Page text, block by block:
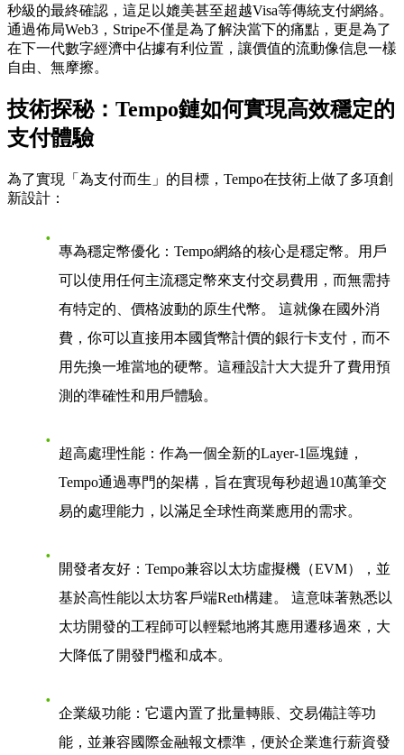
秒級的最終確認，這足以媲美甚至超越Visa等傳統支付網絡。
通過佈局Web3，Stripe不僅是為了解決當下的痛點，更是為了
在下一代數字經濟中佔據有利位置，讓價值的流動像信息一樣
自由、無摩擦。
技術探秘：Tempo鏈如何實現高效穩定的
支付體驗
為了實現「為支付而生」的目標，Tempo在技術上做了多項創
新設計：
專為穩定幣優化 ：Tempo網絡的核心是穩定幣。用戶
可以使用任何主流穩定幣來支付交易費用，而無需持
有特定的、價格波動的原生代幣。 這就像在國外消
費，你可以直接用本國貨幣計價的銀行卡支付，而不
用先換一堆當地的硬幣。這種設計大大提升了費用預
測的準確性和用戶體驗。
超高處理性能 ：作為一個全新的Layer-1區塊鏈，
Tempo通過專門的架構，旨在實現每秒超過10萬筆交
易的處理能力，以滿足全球性商業應用的需求。
開發者友好 ：Tempo兼容以太坊虛擬機（EVM），並
基於高性能以太坊客戶端Reth構建。 這意味著熟悉以
太坊開發的工程師可以輕鬆地將其應用遷移過來，大
大降低了開發門檻和成本。
企業級功能 ：它還內置了批量轉賬、交易備註等功
能，並兼容國際金融報文標準，便於企業進行薪資發